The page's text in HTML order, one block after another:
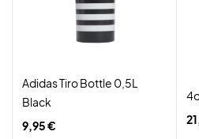
Adidas Tiro Bottle 0,5L
Black
9,95 €